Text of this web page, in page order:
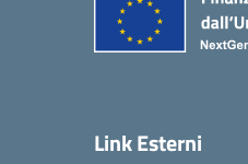
Link Esterni